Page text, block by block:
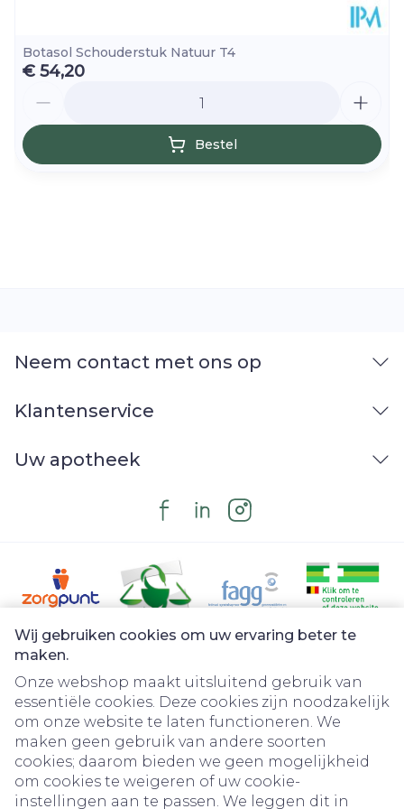
Wij gebruiken cookies om uw ervaring beter te
maken.
Onze webshop maakt uitsluitend gebruik van
essentiële cookies. Deze cookies zijn noodzakelijk
om onze website te laten functioneren. We
maken geen gebruik van andere soorten
cookies; daarom bieden we geen mogelijkheid
om cookies te weigeren of uw cookie-
instellingen aan te passen. We leggen dit in
Botasol Schouderstuk Natuur T4
€ 54,20
Bestel
Neem contact met ons op
Klantenservice
Uw apotheek
Juridische links